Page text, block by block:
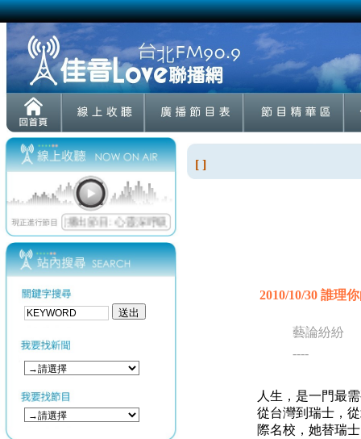
[ ]
2010/10/30 誰理
藝論紛紛
----
人生，是一門最
從台灣到瑞士，
際名校，她替瑞